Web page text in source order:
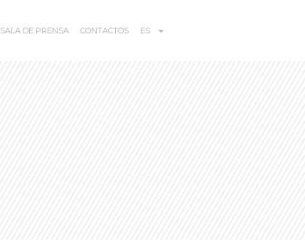
SALA DE PRENSA CONTACTOS ES